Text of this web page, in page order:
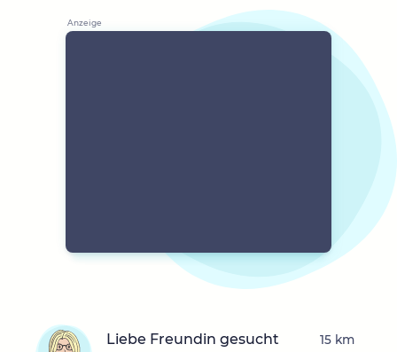
Liebe Freundin gesucht 15 km